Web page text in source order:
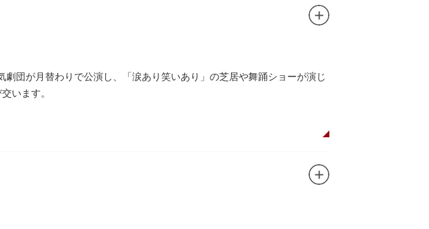
団が月替わりで公演し、「涙あり笑いあり」の芝居や舞踊ショーが演じ
います。